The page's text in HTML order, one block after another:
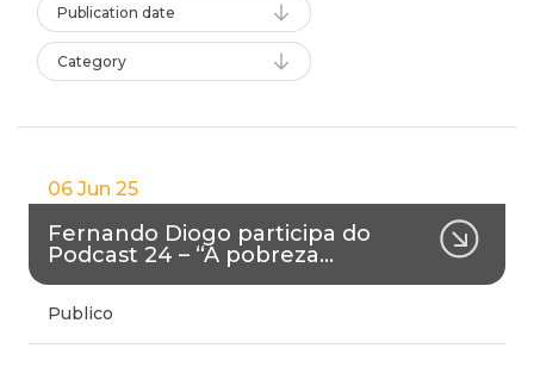
Publication date
Category
06 Jun 25
Fernando Diogo participa do
Podcast 24 – “A pobreza…
Publico